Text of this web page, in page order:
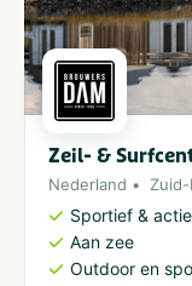
Zeil- &
Nederland Zuid-
Sportief &
Aan zee
Outdoor en